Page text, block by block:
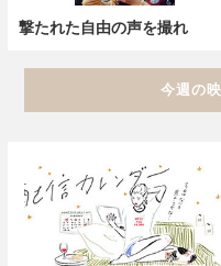
撃たれた自由の声を撮れ
今週の